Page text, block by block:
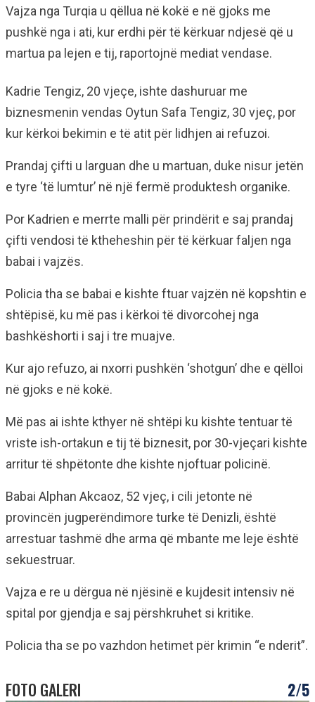
Vajza nga Turqia u qëllua në kokë e në gjoks me
pushkë nga i ati, kur erdhi për të kërkuar ndjesë që u
martua pa lejen e tij, raportojnë mediat vendase.
Kadrie Tengiz, 20 vjeçe, ishte dashuruar me
biznesmenin vendas Oytun Safa Tengiz, 30 vjeç, por
kur kërkoi bekimin e të atit për lidhjen ai refuzoi.
Prandaj çifti u larguan dhe u martuan, duke nisur jetën
e tyre ‘të lumtur’ në një fermë produktesh organike.
Por Kadrien e merrte malli për prindërit e saj prandaj
çifti vendosi të ktheheshin për të kërkuar faljen nga
babai i vajzës.
Policia tha se babai e kishte ftuar vajzën në kopshtin e
shtëpisë, ku më pas i kërkoi të divorcohej nga
bashkëshorti i saj i tre muajve.
Kur ajo refuzo, ai nxorri pushkën ‘shotgun’ dhe e qëlloi
në gjoks e në kokë.
Më pas ai ishte kthyer në shtëpi ku kishte tentuar të
vriste ish-ortakun e tij të biznesit, por 30-vjeçari kishte
arritur të shpëtonte dhe kishte njoftuar policinë.
Babai Alphan Akcaoz, 52 vjeç, i cili jetonte në
provincën jugperëndimore turke të Denizli, është
arrestuar tashmë dhe arma që mbante me leje është
sekuestruar.
Vajza e re u dërgua në njësinë e kujdesit intensiv në
spital por gjendja e saj përshkruhet si kritike.
Policia tha se po vazhdon hetimet për krimin “e nderit”.
FOTO GALERI 2/5